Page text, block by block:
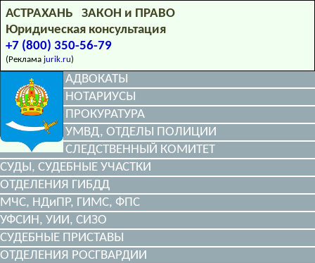
АСТРАХАНЬ ЗАКОН и ПРАВО
Юридическая консультация
+7 (800) 350-56-79
(Реклама jurik.ru)
АДВОКАТЫ
НОТАРИУСЫ
ПРОКУРАТУРА
УМВД, ОТДЕЛЫ ПОЛИЦИИ
СЛЕДСТВЕННЫЙ КОМИТЕТ
СУДЫ, СУДЕБНЫЕ УЧАСТКИ
ОТДЕЛЕНИЯ ГИБДД
МЧС, НДиПР, ГИМС, ФПС
УФСИН, УИИ, СИЗО
СУДЕБНЫЕ ПРИСТАВЫ
ОТДЕЛЕНИЯ РОСГВАРДИИ